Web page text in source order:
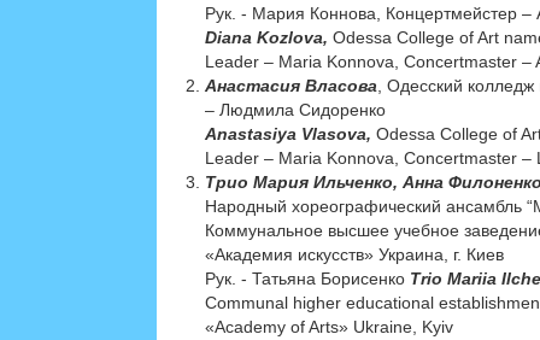
Рук. - Мария Коннова, Концертмейстер –
Diana Kozlova, Odessa College of Art
Leader – Maria Konnova, Concertmaster –
Анастасия Власова , Одесский
– Людмила Сидоренко
Anastasiya Vlasova, Odessa College of
Leader – Maria Konnova, Concertmaster –
Трио Мария Ильченко, Анна
Народный хореографический ансамбль
Коммунальное высшее учебное
«Академия искусств» Украина, г. Киев
Рук. - Татьяна Борисенко Trio Mariia
Communal higher educational
«Academy of Arts» Ukraine, Kyiv